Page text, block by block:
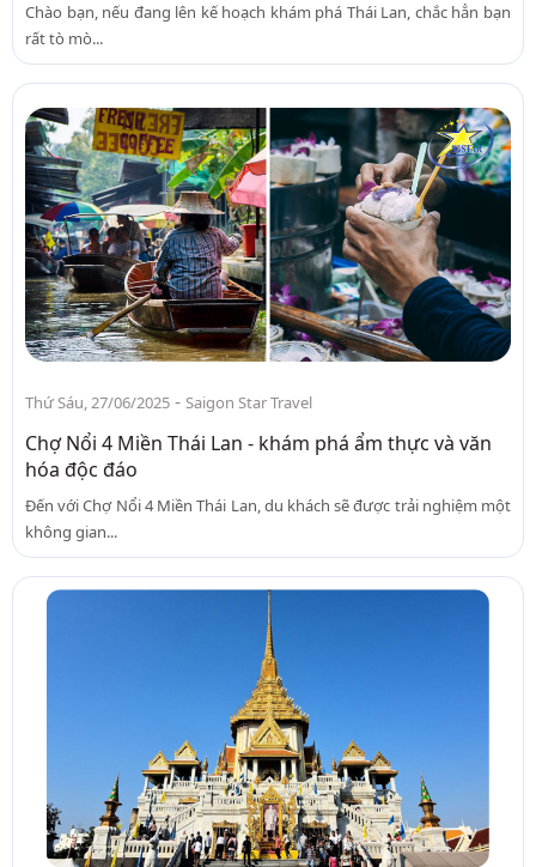
Chào bạn, nếu đang lên kế hoạch khám phá Thái Lan, chắc hẳn bạn
rất tò mò...
Thứ Sáu, 27/06/2025 - Saigon Star Travel
Chợ Nổi 4 Miền Thái Lan - khám phá ẩm thực và văn
hóa độc đáo
Đến với Chợ Nổi 4 Miền Thái Lan, du khách sẽ được trải nghiệm một
không gian...